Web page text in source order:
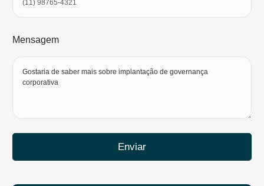
Mensagem
Enviar